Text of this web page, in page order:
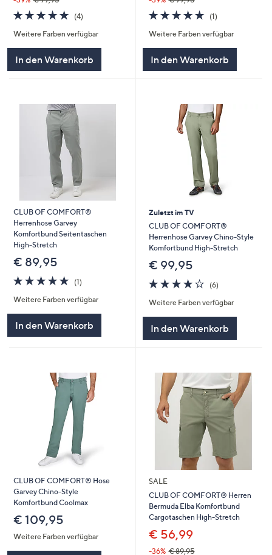
5.0
von
5
(4)4
Weitere Farben verfügbar
In den Warenkorb
5.0
von
5
(1)1
Weitere Farben verfügbar
In den Warenkorb
CLUB OF COMFORT®
Herrenhose Garvey
Komfortbund Seitentaschen
High-Stretch
€ 89,95
5.0
von
5
(1)1
Weitere Farben verfügbar
In den Warenkorb
Zuletzt im TV
CLUB OF COMFORT®
Herrenhose Garvey Chino-Style
Komfortbund High-Stretch
€ 99,95
3.7
von
5
(6)6
Weitere Farben verfügbar
In den Warenkorb
CLUB OF COMFORT® Hose
Garvey Chino-Style
Komfortbund Coolmax
€ 109,95
Weitere Farben verfügbar
SALE
CLUB OF COMFORT® Herren
Bermuda Elba Komfortbund
Cargotaschen High-Stretch
€ 56,99
-36% € 89,95